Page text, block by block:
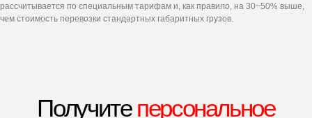
рассчитывается по специальным тарифам и, как правило, на 30−50% выше,
чем стоимость перевозки стандартных габаритных грузов.